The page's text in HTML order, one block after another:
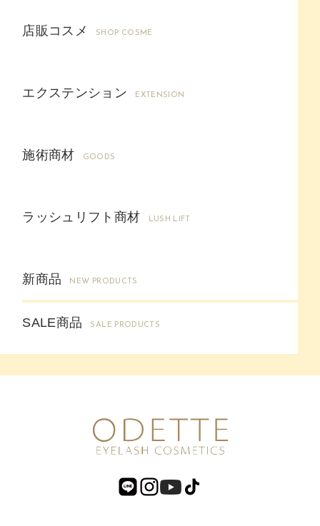
店販コスメ SHOP COSME
エクステンション EXTENSION
施術商材 GOODS
ラッシュリフト商材 LUSH LIFT
新商品 NEW PRODUCTS
SALE商品 SALE PRODUCTS